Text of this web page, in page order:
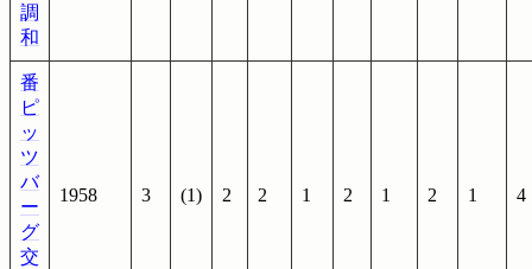
調
和
番
ピ
ッ
ツ
バ
ー
グ
交
1958 3 (1) 2 2 1 2 1 2 1 4